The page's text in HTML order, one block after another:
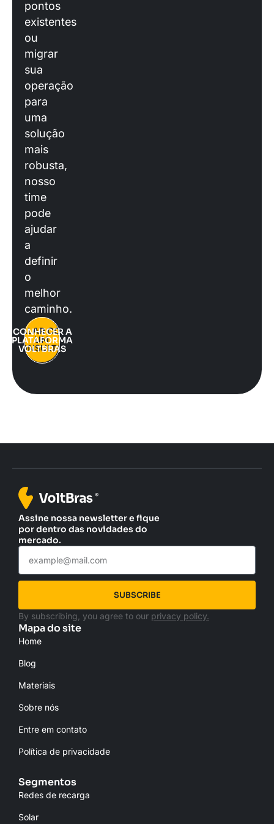
pontos
existentes
ou
migrar
sua
operação
para
uma
solução
mais
robusta,
nosso
time
pode
ajudar
a
definir
o
melhor
caminho.
FALAR COM
UM
CONSULTOR
CONHECER A
PLATAFORMA
VOLTBRAS
Assine nossa newsletter e fique
por dentro das novidades do
mercado.
SUBSCRIBE
By subscribing, you agree to our privacy policy.
Mapa do site
Home
Blog
Materiais
Sobre nós
Entre em contato
Política de privacidade
Segmentos
Redes de recarga
Solar